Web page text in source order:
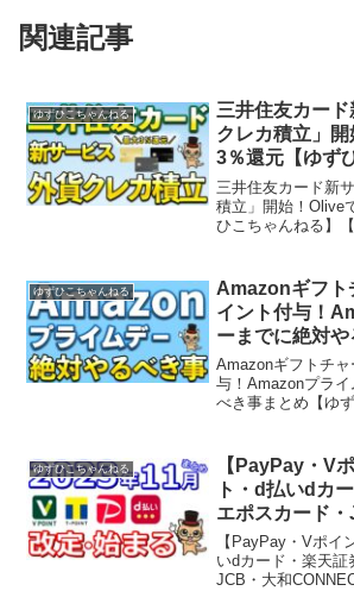
関連記事
ゆずひこちゃんねる
三井住友カー
クレカ積立」
3％還元【ゆず
三井住友カード新
積立」開始！Olive
ひこちゃんねる】
ッシュレス系
ゆずひこちゃんねる
Amazonギフト
イント付与！
ーまでに絶対
【ゆずひこち
Amazonギフトチ
与！Amazonプラ
べき事まとめ【ゆ
ャッシュレスにつ
す。キ...
ゆずひこちゃんねる
【PayPay・V
ト・d払いdカ
エポスカード
CONNECT証
まとめ【ゆず
【PayPay・Vポイ
いdカード・楽天証
JCB・大和